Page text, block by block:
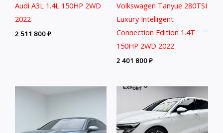
Audi A3L 1.4L 150HP 2WD
2022
2 511 800₽
Volkswagen Tanyue 280TSI
Luxury Intelligent
Connection Edition 1.4T
150HP 2WD 2022
2 401 800₽